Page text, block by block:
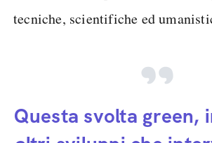
tecniche, scientifiche ed
Questa svolta green,